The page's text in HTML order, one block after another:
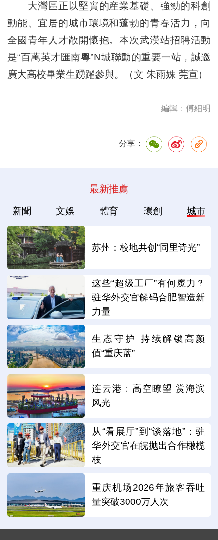
大灣區正以堅實的産業基礎、強勁的科創
動能、宜居的城市環境和蓬勃的青春活力，向
全國青年人才敞開懷抱。本次武漢站招聘活動
是“百萬英才匯南粵”N城聯動的重要一站，誠邀
廣大高校畢業生踴躍參與。（文 朱雨姝 莞宣）
編輯：傅細明
分享：
最新推薦
新聞 文娛 體育 環創 城市
苏州：校地共创“同里诗光”
这些“超级工厂”有何魔力？
驻华外交官解码合肥智造新
力量
生态守护 持续解锁高颜
值“重庆蓝”
连云港：高空瞭望 赏海滨
风光
从“看展厅”到“谈落地”：驻
华外交官在皖抛出合作橄榄
枝
重庆机场2026年旅客吞吐
量突破3000万人次